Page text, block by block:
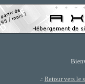
.: Retour vers le